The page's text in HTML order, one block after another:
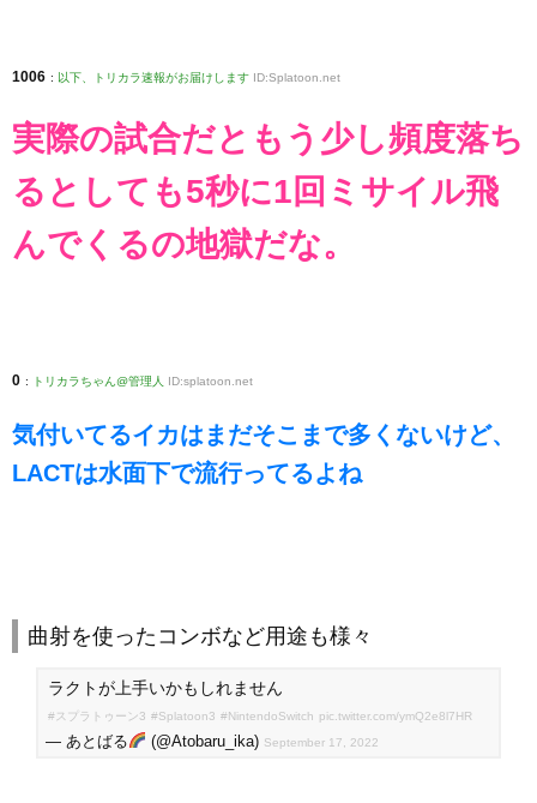
1006 : 以下、トリカラ速報がお届けします ID:Splatoon.net
実際の試合だともう少し頻度落ち
るとしても5秒に1回ミサイル飛
んでくるの地獄だな。
0 : トリカラちゃん@管理人 ID:splatoon.net
気付いてるイカはまだそこまで多くないけど、
LACTは水面下で流行ってるよね
曲射を使ったコンボなど用途も様々
ラクトが上手いかもしれません
#スプラトゥーン3 #Splatoon3 #NintendoSwitch pic.twitter.com/ymQ2e8l7HR
— あとばる (@Atobaru_ika) September 17, 2022